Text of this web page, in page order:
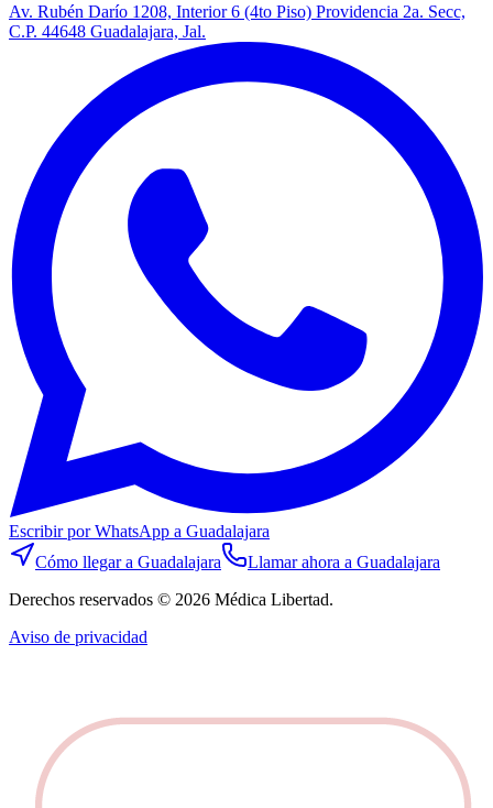
Av. Rubén Darío 1208, Interior 6 (4to Piso) Providencia 2a. Secc,
C.P. 44648 Guadalajara, Jal.
Escribir por WhatsApp a Guadalajara
Cómo llegara Guadalajara Llamar ahora a Guadalajara
Derechos reservados © 2026 Médica Libertad.
Aviso de privacidad